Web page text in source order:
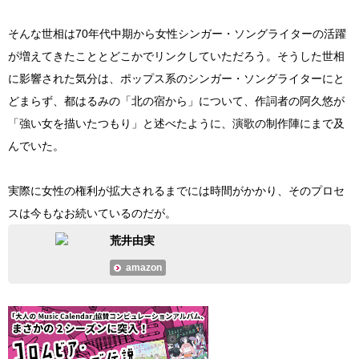
そんな世相は70年代中期から女性シンガー・ソングライターの活躍
が増えてきたこととどこかでリンクしていただろう。そうした世相
に影響された気分は、ポップス系のシンガー・ソングライターにと
どまらず、都はるみの「北の宿から」について、作詞者の阿久悠が
「強い女を描いたつもり」と述べたように、演歌の制作陣にまで及
んでいた。
実際に女性の権利が拡大されるまでには時間がかかり、そのプロセ
スは今もなお続いているのだが。
荒井由実
amazon